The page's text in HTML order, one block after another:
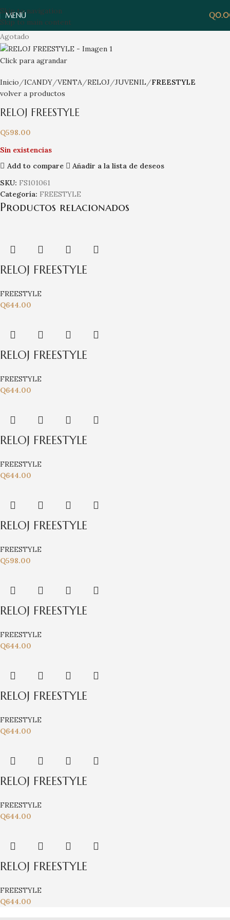
Skip to navigation
Skip to main content
MENÚ Q
Agotado
Click para agrandar
Inicio ICANDY VENTA RELOJ JUVENIL
FREESTYLE
volver a productos
RELOJ FREESTYLE
Q598.00
Sin existencias
Add to compare
Añadir a la lista de deseos
SKU: FS101061
Categoría: FREESTYLE
Productos relacionados
RELOJ FREESTYLE
FREESTYLE
Q644.00
RELOJ FREESTYLE
FREESTYLE
Q644.00
RELOJ FREESTYLE
FREESTYLE
Q644.00
RELOJ FREESTYLE
FREESTYLE
Q598.00
RELOJ FREESTYLE
FREESTYLE
Q644.00
RELOJ FREESTYLE
FREESTYLE
Q644.00
RELOJ FREESTYLE
FREESTYLE
Q644.00
RELOJ FREESTYLE
FREESTYLE
Q644.00